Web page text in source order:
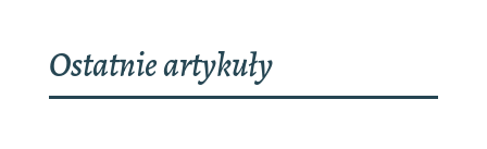
Ostatnie artykuły